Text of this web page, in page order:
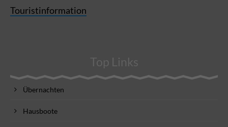
Touristinformation
Top Links
Übernachten
Hausboote